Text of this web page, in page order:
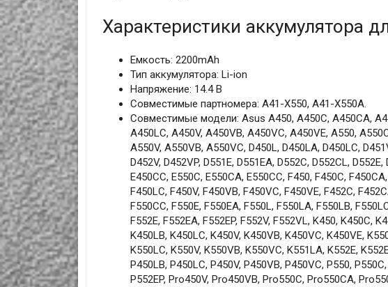
Характеристики аккумулятора
Емкость: 2200mAh
Тип аккумулятора: Li-ion
Напряжение: 14.4 В
Совместимые партномера: A41-X550, A41-X550A.
Совместимые модели: Asus A450, A450C, A450CA,
A450LC, A450V, A450VB, A450VC, A450VE, A550,
A550V, A550VB, A550VC, D450L, D450LA, D450LC,
D452V, D452VP, D551E, D551EA, D552C, D552CL,
E450CC, E550C, E550CA, E550CC, F450, F450C,
F450LC, F450V, F450VB, F450VC, F450VE, F452C,
F550CC, F550E, F550EA, F550L, F550LA, F550LB,
F552E, F552EA, F552EP, F552V, F552VL, K450, K450C,
K450LB, K450LC, K450V, K450VB, K450VC, K450VE,
K550LC, K550V, K550VB, K550VC, K551LA, K552E,
P450LB, P450LC, P450V, P450VB, P450VC, P550,
P552EP, Pro450V, Pro450VB, Pro550C, Pro550CA,